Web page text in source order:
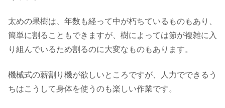
太めの果樹は、年数も経って中が朽ちているものもあり、
簡単に割ることもできますが、樹によっては節が複雑に入
り組んでいるため割るのに大変なものもあります。
機械式の薪割り機が欲しいところですが、人力でできるう
ちはこうして身体を使うのも楽しい作業です。